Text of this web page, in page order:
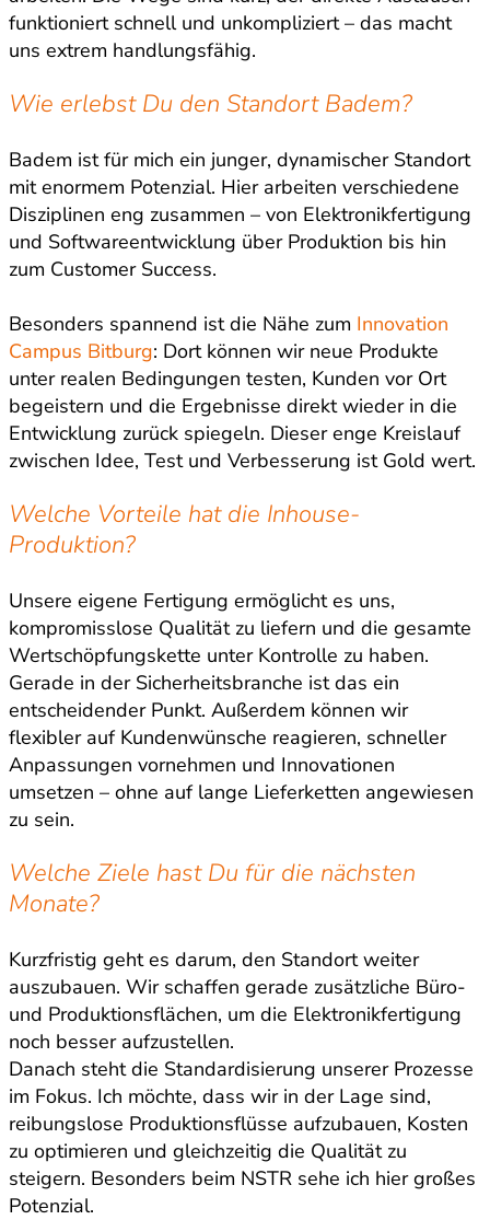
funktioniert schnell und unkompliziert – das macht
uns extrem handlungsfähig.
Wie erlebst Du den Standort Badem?
Badem ist für mich ein junger, dynamischer Standort
mit enormem Potenzial. Hier arbeiten verschiedene
Disziplinen eng zusammen – von Elektronikfertigung
und Softwareentwicklung über Produktion bis hin
zum Customer Success.
Besonders spannend ist die Nähe zum Innovation
Campus Bitburg: Dort können wir neue Produkte
unter realen Bedingungen testen, Kunden vor Ort
begeistern und die Ergebnisse direkt wieder in die
Entwicklung zurück spiegeln. Dieser enge Kreislauf
zwischen Idee, Test und Verbesserung ist Gold wert.
Welche Vorteile hat die Inhouse-
Produktion?
Unsere eigene Fertigung ermöglicht es uns,
kompromisslose Qualität zu liefern und die gesamte
Wertschöpfungskette unter Kontrolle zu haben.
Gerade in der Sicherheitsbranche ist das ein
entscheidender Punkt. Außerdem können wir
flexibler auf Kundenwünsche reagieren, schneller
Anpassungen vornehmen und Innovationen
umsetzen – ohne auf lange Lieferketten angewiesen
zu sein.
Welche Ziele hast Du für die nächsten
Monate?
Kurzfristig geht es darum, den Standort weiter
auszubauen. Wir schaffen gerade zusätzliche Büro-
und Produktionsflächen, um die Elektronikfertigung
noch besser aufzustellen.
Danach steht die Standardisierung unserer Prozesse
im Fokus. Ich möchte, dass wir in der Lage sind,
reibungslose Produktionsflüsse aufzubauen, Kosten
zu optimieren und gleichzeitig die Qualität zu
steigern. Besonders beim NSTR sehe ich hier großes
Potenzial.